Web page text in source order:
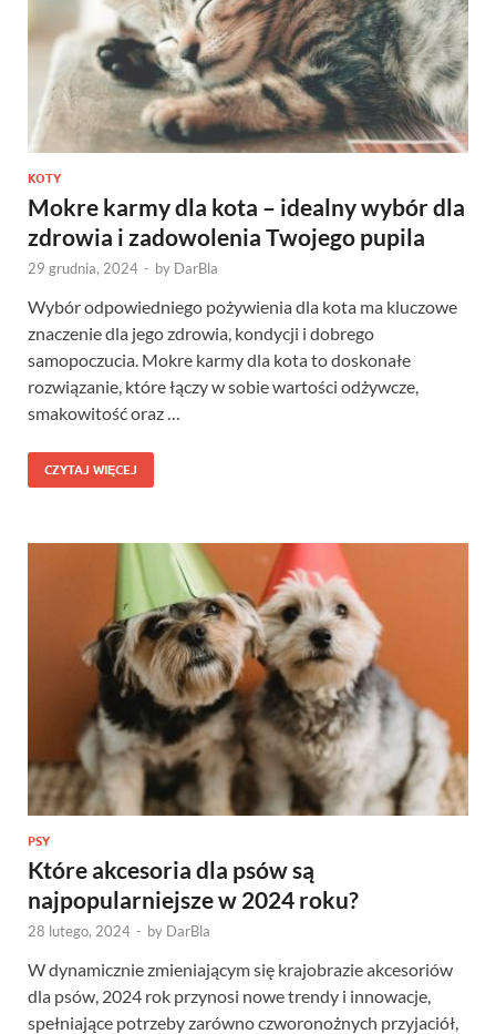
KOTY
Mokre karmy dla kota – idealny wybór dla
zdrowia i zadowolenia Twojego pupila
29 grudnia, 2024 - by DarBla
Wybór odpowiedniego pożywienia dla kota ma kluczowe
znaczenie dla jego zdrowia, kondycji i dobrego
samopoczucia. Mokre karmy dla kota to doskonałe
rozwiązanie, które łączy w sobie wartości odżywcze,
smakowitość oraz …
CZYTAJ WIĘCEJ
PSY
Które akcesoria dla psów są
najpopularniejsze w 2024 roku?
28 lutego, 2024 - by DarBla
W dynamicznie zmieniającym się krajobrazie akcesoriów
dla psów, 2024 rok przynosi nowe trendy i innowacje,
spełniające potrzeby zarówno czworonożnych przyjaciół,